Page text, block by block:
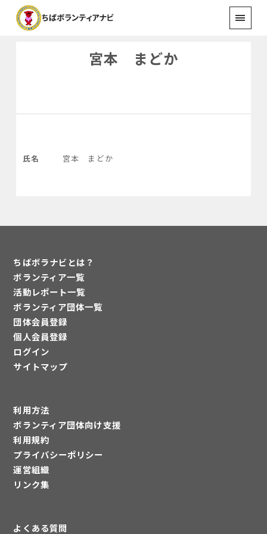
宮本 まどか
氏名 宮本 まどか
ちばボラナビとは？
ボランティア一覧
活動レポート一覧
ボランティア団体一覧
団体会員登録
個人会員登録
ログイン
サイトマップ
利用方法
ボランティア団体向け支援
利用規約
プライバシーポリシー
運営組織
リンク集
よくある質問